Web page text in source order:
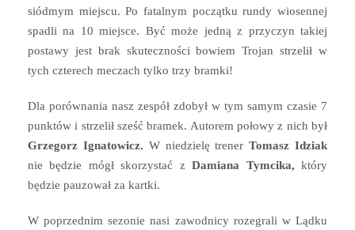
siódmym miejscu. Po fatalnym początku rundy wiosennej
spadli na 10 miejsce. Być może jedną z przyczyn takiej
postawy jest brak skuteczności bowiem Trojan strzelił w
tych czterech meczach tylko trzy bramki!
Dla porównania nasz zespół zdobył w tym samym czasie 7
punktów i strzelił sześć bramek. Autorem połowy z nich był
Grzegorz Ignatowicz. W niedzielę trenerTomasz Idziak
nie będzie mógł skorzystać zDamiana Tymcika, który
będzie pauzował za kartki.
W poprzednim sezonie nasi zawodnicy rozegrali w Lądku